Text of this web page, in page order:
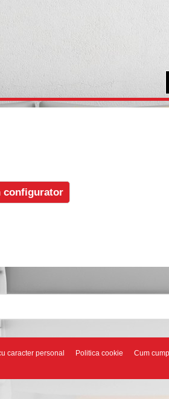
caracter personal Politica cookie Cum